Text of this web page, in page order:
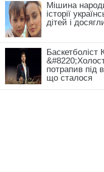
Мішина
історії
дітей і
Баскетболіст
потрапив під
що сталося